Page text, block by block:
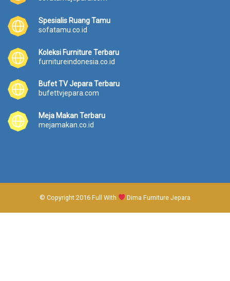
Spesialis Ruang Tamu
sofatamu.co.id
Koleksi Furniture Terbaru
furnitureindonesia.co.id
Bufet TV Jepara Terbaru
bufettvjepara.com
Meja Makan Terbaru
mejamakan.co.id
© Copyright 2016 Full With Dima Furniture Jepara